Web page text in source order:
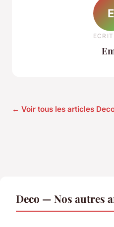
E
← Voir tous les articles
Deco — Nos autres